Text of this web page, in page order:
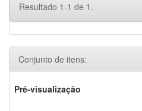
Resultado 1-1 de 1.
Conjunto de itens:
Pré-visualização